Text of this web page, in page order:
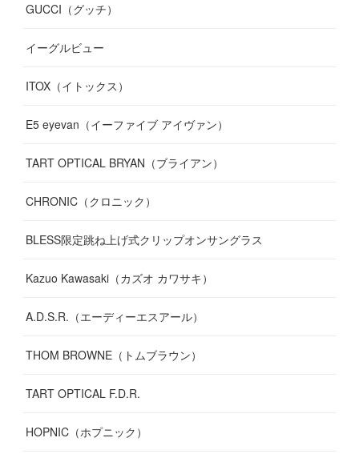
12)
7)
(12)
11)
(13)
(13)
13)
(16)
(14)
(17)
GUCCI（グッチ）
イーグルビュー
ITOX（イトックス）
E5 eyevan（イーファイブ アイヴァン）
TART OPTICAL BRYAN（ブライアン）
CHRONIC（クロニック）
BLESS限定跳ね上げ式クリップオンサングラス
Kazuo Kawasaki（カズオ カワサキ）
A.D.S.R.（エーディーエスアール）
THOM BROWNE（トムブラウン）
TART OPTICAL F.D.R.
HOPNIC（ホプニック）